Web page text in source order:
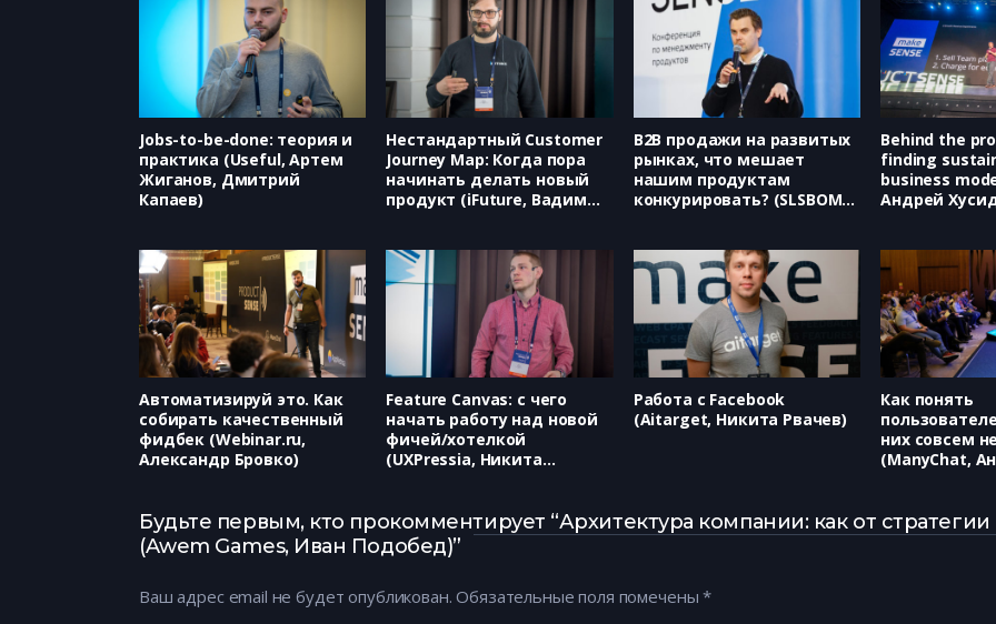
Jobs-to-be-done: теория и
практика (Useful, Артем
Жиганов, Дмитрий
Капаев)
Нестандартный Customer
Journey Map: Когда пора
начинать делать новый
продукт (iFuture, Вадим
B2B продажи на развитых
рынках, что мешает
нашим продуктам
конкурировать? (SLSBOMB,
Behind the
finding
business
Андрей
Автоматизируй это. Как
собирать качественный
фидбек (Webinar.ru,
Александр Бровко)
Feature Canvas: с чего
начать работу над новой
фичей/хотелкой
(UXPressia, Никита
Работа с Facebook
(Aitarget, Никита Рвачев)
Как понять
них совсем
(ManyChat,
Будьте первым, кто прокомментирует “Архитектура компании: как от
(Awem Games, Иван Подобед)”
Ваш адрес email не будет опубликован. Обязательные поля помечены*